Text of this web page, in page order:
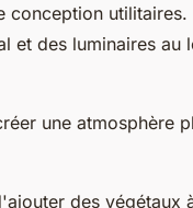
conception
et des luminaires au
une atmosphère
des végétaux